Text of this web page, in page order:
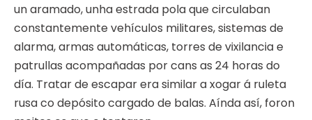
un aramado, unha estrada pola que circulaban
constantemente vehículos militares, sistemas de
alarma, armas automáticas, torres de vixilancia e
patrullas acompañadas por cans as 24 horas do
día. Tratar de escapar era similar a xogar á ruleta
rusa co depósito cargado de balas. Aínda así, foron